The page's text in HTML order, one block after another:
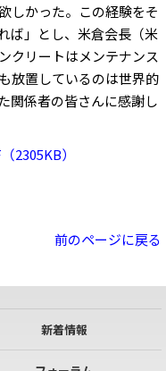
しかった。この経験をそ
ば」とし、米倉会長（米
クリートはメンテナンス
放置しているのは世界的
関係者の皆さんに感謝し
2305KB）
前のページに戻る
新着情報